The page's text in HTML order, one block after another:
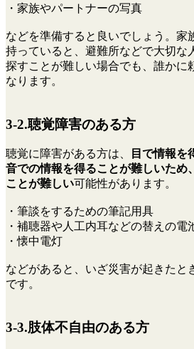
・家族やパートナーの写真
などを準備すると良いでしょう。家
持っていると、避難所などで大切な
探すことが難しい場合でも、誰かに
なります。
3-2.聴覚障害のある方
聴覚に障害がある方は、
目で情報を
音での情報を得ることが難しいため
ことが難しい可能性があります。
・筆談をするための筆記用具
・補聴器や人工内耳などの替えの電
・懐中電灯
などがあると、いざ災害が起きたと
です。
3-3.肢体不自由のある方